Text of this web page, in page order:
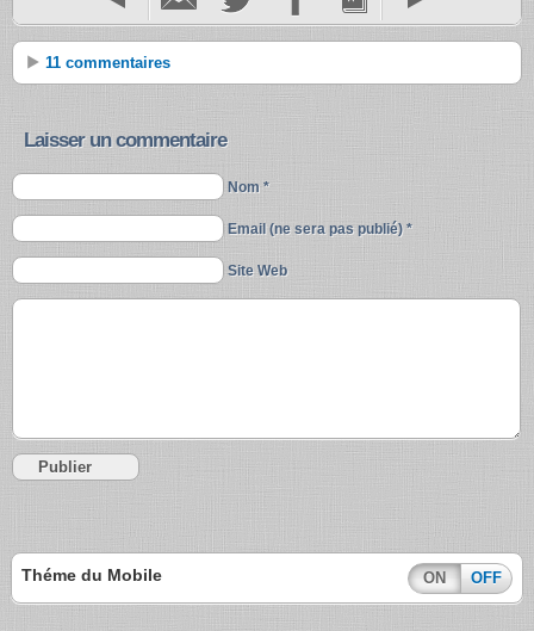
11 commentaires
Laisser un commentaire
Nom *
Email (ne sera pas publié) *
Site Web
Théme du Mobile ON OFF